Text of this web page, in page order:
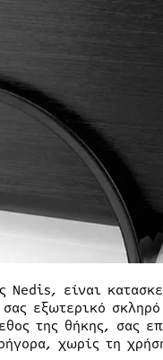
Nedis, είναι
εξωτερικό
της θήκης, σας
χωρίς τη